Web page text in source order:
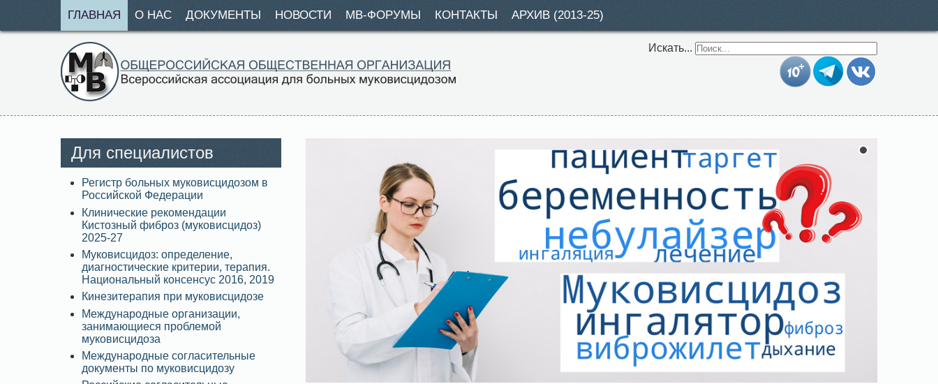
ГЛАВНАЯ О НАС ДОКУМЕНТЫ НОВОСТИ МВ-ФОРУМЫ КОНТАКТЫ АРХИВ (2013-25)
Искать...
Для специалистов
Регистр больных муковисцидозом в
Российской Федерации
Клинические рекомендации
Кистозный фиброз (муковисцидоз)
2025-27
Муковисцидоз: определение,
диагностические критерии, терапия.
Национальный консенсус 2016, 2019
Кинезитерапия при муковисцидозе
Международные организации,
занимающиеся проблемой
муковисцидоза
Международные согласительные
документы по муковисцидозу